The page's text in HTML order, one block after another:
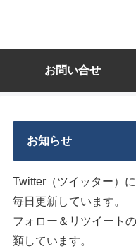
お問い合せ
お知らせ
Twitter（ツイッター）
毎日更新しています。
フォロー＆リツイート
類しています。